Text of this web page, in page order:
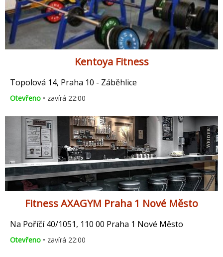
Kentoya Fitness
Topolová 14, Praha 10 - Záběhlice
Otevřeno • zavírá 22:00
Fitness AXAGYM Praha 1 Nové Město
Na Poříčí 40/1051, 110 00 Praha 1 Nové Město
Otevřeno • zavírá 22:00